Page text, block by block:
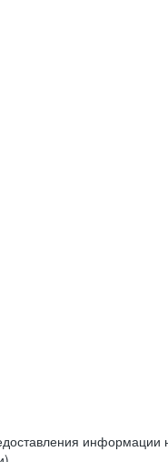
информации